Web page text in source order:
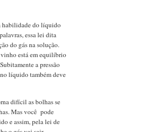
habilidade do líquido
essa lei dita
do gás na solução.
está em equilíbrio
a pressão
líquido também deve
difícil as bolhas se
Mas você pode
e assim, pela lei de